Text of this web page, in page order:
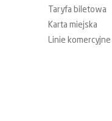
Taryfa biletowa
Karta miejska
Linie komercyjne